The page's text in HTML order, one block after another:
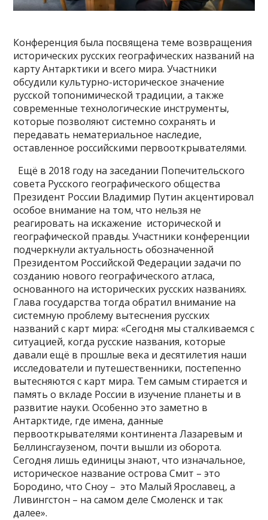
Конференция была посвящена теме возвращения
исторических русских географических названий на
карту Антарктики и всего мира. Участники
обсудили культурно-историческое значение
русской топонимической традиции, а также
современные технологические инструменты,
которые позволяют системно сохранять и
передавать нематериальное наследие,
оставленное российскими первооткрывателями.
Ещё в 2018 году на заседании Попечительского
совета Русского географического общества
Президент России Владимир Путин акцентировал
особое внимание на том, что нельзя не
реагировать на искажение исторической и
географической правды. Участники конференции
подчеркнули актуальность обозначенной
Президентом Российской Федерации задачи по
созданию нового географического атласа,
основанного на исторических русских названиях.
Глава государства тогда обратил внимание на
системную проблему вытеснения русских
названий с карт мира: «Сегодня мы сталкиваемся с
ситуацией, когда русские названия, которые
давали ещё в прошлые века и десятилетия наши
исследователи и путешественники, постепенно
вытесняются с карт мира. Тем самым стирается и
память о вкладе России в изучение планеты и в
развитие науки. Особенно это заметно в
Антарктиде, где имена, данные
первооткрывателями континента Лазаревым и
Беллинсгаузеном, почти вышли из оборота.
Сегодня лишь единицы знают, что изначальное,
историческое название острова Смит – это
Бородино, что Сноу – это Малый Ярославец, а
Ливингстон – на самом деле Смоленск и так
далее».